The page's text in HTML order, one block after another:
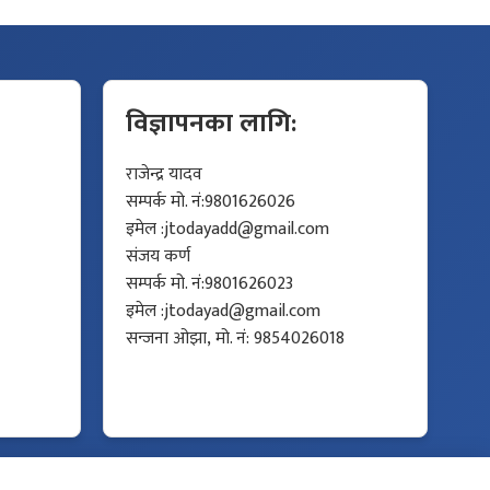
विज्ञापनका लागि:
राजेन्द्र यादव
सम्पर्क मो. नं:9801626026
इमेल :jtodayadd@gmail.com
संजय कर्ण
सम्पर्क मो. नं:9801626023
इमेल :jtodayad@gmail.com
सन्जना ओझा, मो. नं: 9854026018